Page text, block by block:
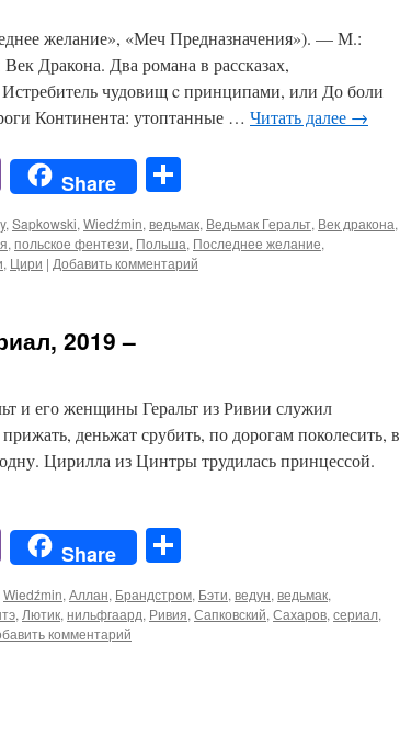
желание», «Меч Предназначения»). — М.:
Дракона. Два романа в рассказах,
чудовищ c принципами, или До боли
Континента: утоптанные … Читать далее →
ViberShare
,Sapkowski,Wiedźmin,ведьмак, Ведьмак Геральт, Век дракона,
,польское фентези, Польша, Последнее желание,
, Цири | Добавить комментарий
2019 –
и его женщины Геральт из Ривии служил
деньжат срубить, по дорогам поколесить, в
Цирилла из Цинтры трудилась принцессой.
ViberShare
Wiedźmin, Аллан, Брандстром, Бэти, ведун, ведьмак,
, Лютик, нильфгаард, Ривия, Сапковский, Сахаров, сериал,
комментарий